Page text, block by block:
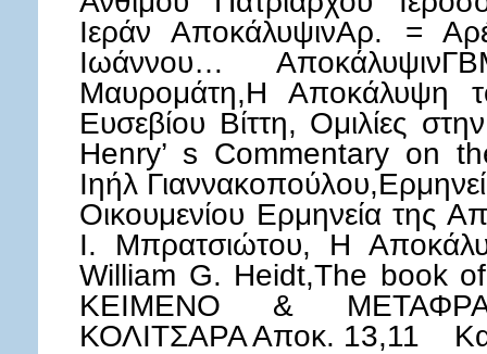
Ιεράν ΑποκάλυψινΑρ. =
Ιωάννου…
Μαυρομάτη,Η Αποκάλυψη
Ευσεβίου Βίττη, Ομιλίες
Henry’ s Commentary on
Ιηήλ
Οικουμενίου Ερμηνεία της
Ι. Μπρατσιώτου, Η
William G. Heidt,The book
ΚΕΙΜΕΝΟ &
ΚΟΛΙΤΣΑΡΑ Αποκ. 13,11